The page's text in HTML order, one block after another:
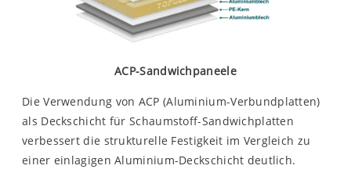
ACP-Sandwichpaneele
Die Verwendung von ACP (Aluminium-Verbundplatten)
als Deckschicht für Schaumstoff-Sandwichplatten
verbessert die strukturelle Festigkeit im Vergleich zu
einer einlagigen Aluminium-Deckschicht deutlich.